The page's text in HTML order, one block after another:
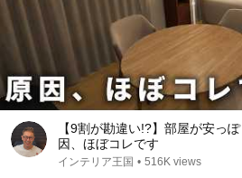
【9割が勘違い!?】部屋が安っ
因、ほぼコレです
インテリア王国 • 516K views